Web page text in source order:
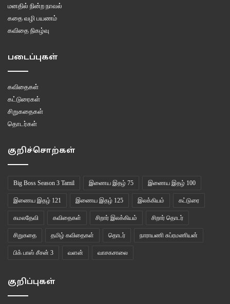
மனதில் நின்ற நாவல்
கதை வழி பயணம்
கவிதை நிகழ்வு
படைப்புகள்
கவிதைகள்
கட்டுரைகள்
சிறுகதைகள்
தொடர்கள்
குறிச்சொற்கள்
Big Boss Season 3 Tamil இணைய இதழ் 75 இணைய இதழ் 100
இணைய இதழ் 121 இணைய இதழ் 125 இலக்கியம் கட்டுரை
கமலதேவி கவிதைகள் சிறார் இலக்கியம் சிறார் தொடர்
சிறுகதை தமிழ் கவிதைகள் தொடர் நாராயணி சுப்ரமணியன்
பிக் பாஸ் சீசன் 3 வளன் வாசகசாலை
குறிப்புகள்